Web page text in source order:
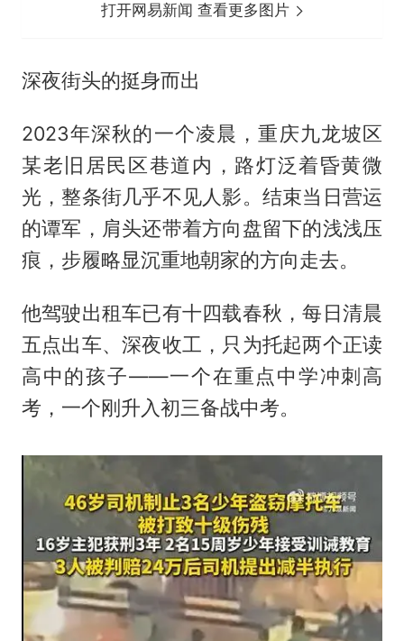
打开网易新闻 查看更多图片
深夜街头的挺身而出
2023年深秋的一个凌晨，重庆九龙坡区
某老旧居民区巷道内，路灯泛着昏黄微
光，整条街几乎不见人影。结束当日营运
的谭军，肩头还带着方向盘留下的浅浅压
痕，步履略显沉重地朝家的方向走去。
他驾驶出租车已有十四载春秋，每日清晨
五点出车、深夜收工，只为托起两个正读
高中的孩子——一个在重点中学冲刺高
考，一个刚升入初三备战中考。